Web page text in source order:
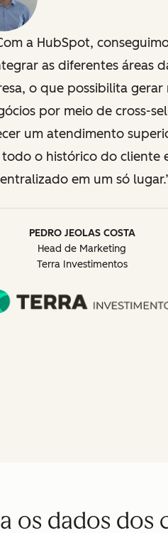
a HubSpot,
as diferentes áreas
o que possibilita gerar
por meio de cross-
um atendimento
o histórico do cliente
em um só lugar.
PEDRO JEOLAS COSTA
Head de Marketing
Terra Investimentos
os dados dos